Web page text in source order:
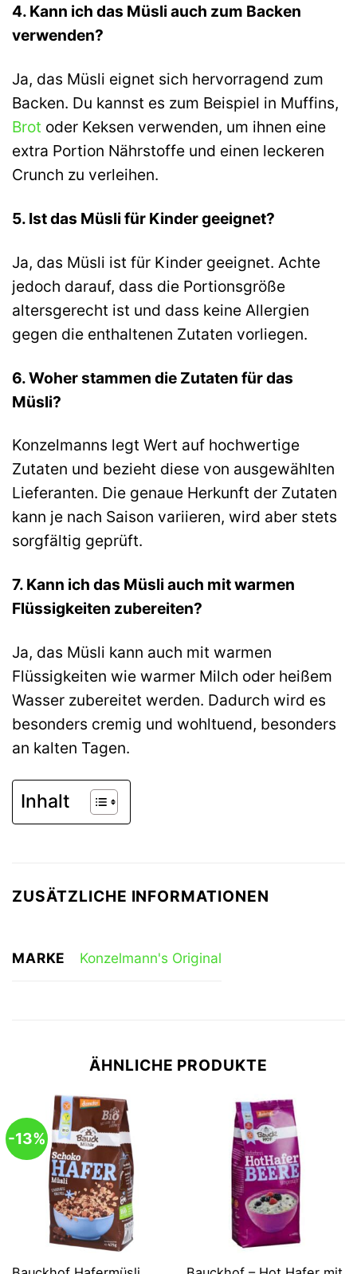
4. Kann ich das Müsli auch zum Backen
verwenden?
Ja, das Müsli eignet sich hervorragend zum
Backen. Du kannst es zum Beispiel in Muffins,
Brot oder Keksen verwenden, um ihnen eine
extra Portion Nährstoffe und einen leckeren
Crunch zu verleihen.
5. Ist das Müsli für Kinder geeignet?
Ja, das Müsli ist für Kinder geeignet. Achte
jedoch darauf, dass die Portionsgröße
altersgerecht ist und dass keine Allergien
gegen die enthaltenen Zutaten vorliegen.
6. Woher stammen die Zutaten für das
Müsli?
Konzelmanns legt Wert auf hochwertige
Zutaten und bezieht diese von ausgewählten
Lieferanten. Die genaue Herkunft der Zutaten
kann je nach Saison variieren, wird aber stets
sorgfältig geprüft.
7. Kann ich das Müsli auch mit warmen
Flüssigkeiten zubereiten?
Ja, das Müsli kann auch mit warmen
Flüssigkeiten wie warmer Milch oder heißem
Wasser zubereitet werden. Dadurch wird es
besonders cremig und wohltuend, besonders
an kalten Tagen.
Inhalt
ZUSÄTZLICHE INFORMATIONEN
MARKE Konzelmann's Original
ÄHNLICHE PRODUKTE
-13%